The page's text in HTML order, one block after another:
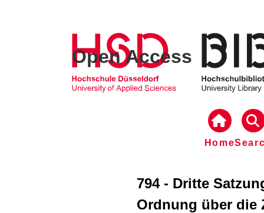
Open Access
Home
794 - Dritte
Ordnung über die